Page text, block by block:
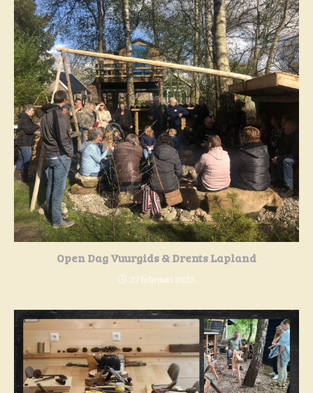
Open Dag Vuurgids & Drents Lapland
27 februari 2023